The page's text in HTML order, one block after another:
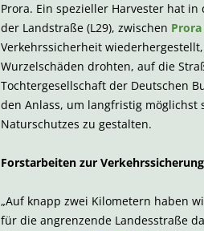
Prora. Ein spezieller Harvester hat
der Landstraße (L29), zwischen Prora
Verkehrssicherheit
Wurzelschäden drohten, auf die
Tochtergesellschaft der Deutschen
den Anlass, um langfristig
Naturschutzes zu gestalten.
Forstarbeiten zur Verkehrssicherung
„Auf knapp zwei Kilometern haben
für die angrenzende Landesstraße